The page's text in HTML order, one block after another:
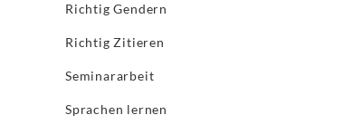
Richtig Gendern
Richtig Zitieren
Seminararbeit
Sprachen lernen